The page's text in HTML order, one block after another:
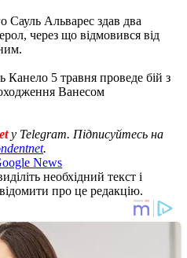
Сауль Альварес здав два
через що відмовився від
Канело 5 травня проведе бій з
Ванесом
у Telegram. Підписуйтесь на
.
News
необхідний текст і
про це редакцію.